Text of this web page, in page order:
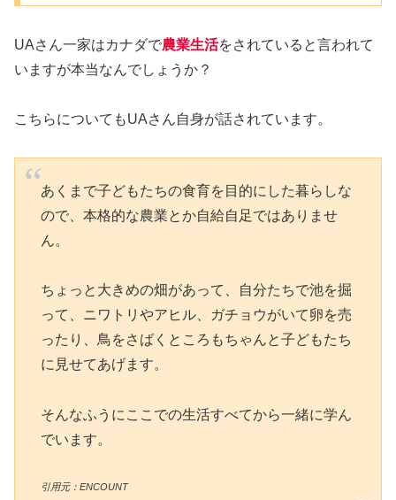
UAさん一家はカナダで農業生活をされていると言われて
いますが本当なんでしょうか？
こちらについてもUAさん自身が話されています。
あくまで子どもたちの食育を目的にした暮らしな
ので、本格的な農業とか自給自足ではありませ
ん。
ちょっと大きめの畑があって、自分たちで池を掘
って、ニワトリやアヒル、ガチョウがいて卵を売
ったり、鳥をさばくところもちゃんと子どもたち
に見せてあげます。
そんなふうにここでの生活すべてから一緒に学ん
でいます。
引用元：ENCOUNT